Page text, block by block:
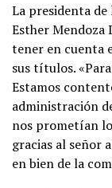
La presidenta
Esther Mendoza
tener en cuenta
sus títulos.
Estamos
administración
nos prometían
gracias al señor
en bien de la